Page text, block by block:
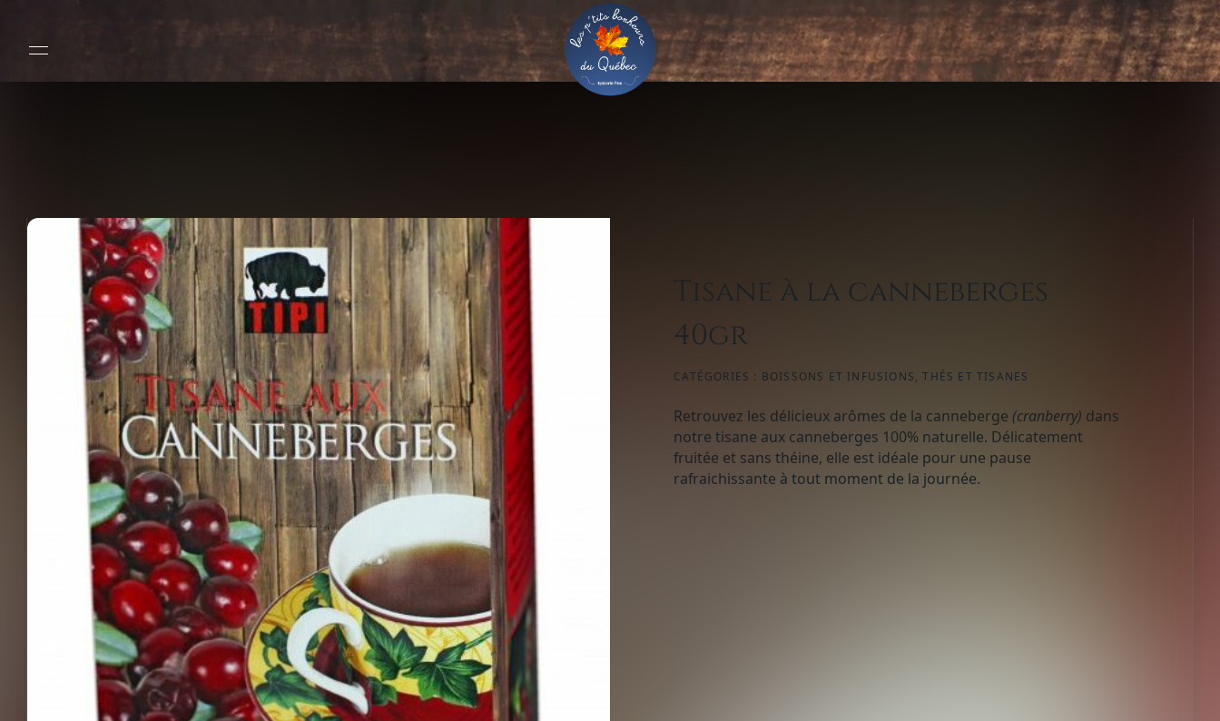
Tisane à la canneberges
40gr
CATÉGORIES : BOISSONS ET INFUSIONS,THÉS ET TISANES
Retrouvez les délicieux arômes de la canneberge (cranberry) dans
notre tisane aux canneberges 100% naturelle. Délicatement
fruitée et sans théine, elle est idéale pour une pause
rafraichissante à tout moment de la journée.